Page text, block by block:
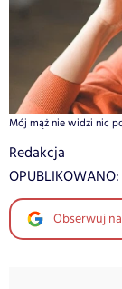
Mój mąż nie widzi nic
Redakcja
OPUBLIKOWANO:
Obserwuj